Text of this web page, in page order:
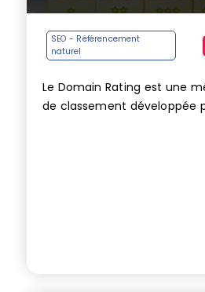
SEO - Référencement
naturel
Le Domain Rating est une
de classement développée